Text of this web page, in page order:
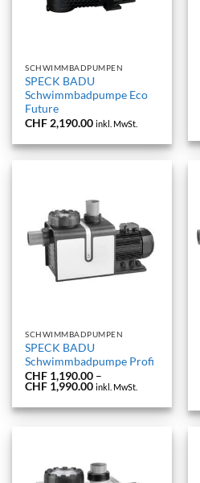
SCHWIMMBADPUMPEN
SPECK BADU
Schwimmbadpumpe Eco
Future
CHF2,190.00 inkl. MwSt.
SCHWIMMBADPUMPEN
SPECK BADU
Schwimmbadpumpe Profi
CHF 1,190.00 –
CHF 1,990.00Preisspanne:
bis
CHF 1,990.00
inkl. MwSt.